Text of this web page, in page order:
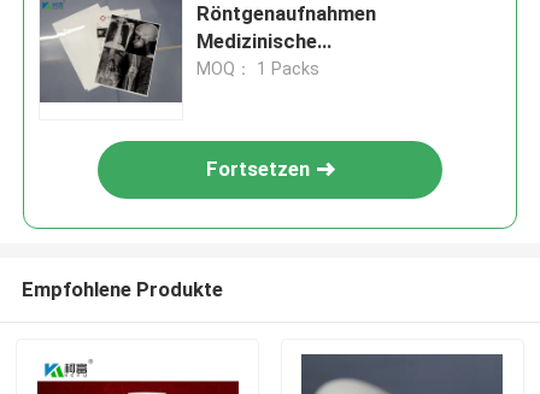
Röntgenaufnahmen
Medizinische
Röntgenaufnahmen Weißfilm für
MOQ： 1 Packs
Fortsetzen
Empfohlene Produkte